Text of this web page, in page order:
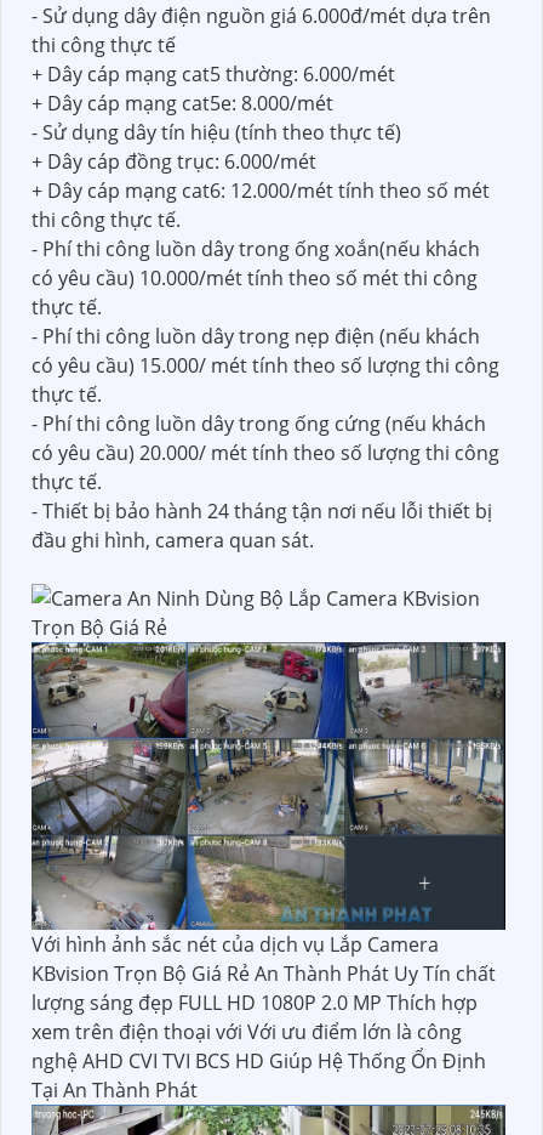
- Sử dụng dây điện nguồn giá 6.000đ/mét dựa trên
thi công thực tế
+ Dây cáp mạng cat5 thường: 6.000/mét
+ Dây cáp mạng cat5e: 8.000/mét
- Sử dụng dây tín hiệu (tính theo thực tế)
+ Dây cáp đồng trục: 6.000/mét
+ Dây cáp mạng cat6: 12.000/mét tính theo số mét
thi công thực tế.
- Phí thi công luồn dây trong ống xoắn(nếu khách
có yêu cầu) 10.000/mét tính theo số mét thi công
thực tế.
- Phí thi công luồn dây trong nẹp điện (nếu khách
có yêu cầu) 15.000/ mét tính theo số lượng thi công
thực tế.
- Phí thi công luồn dây trong ống cứng (nếu khách
có yêu cầu) 20.000/ mét tính theo số lượng thi công
thực tế.
- Thiết bị bảo hành 24 tháng tận nơi nếu lỗi thiết bị
đầu ghi hình, camera quan sát.
Với hình ảnh sắc nét của dịch vụ Lắp Camera
KBvision Trọn Bộ Giá Rẻ An Thành Phát Uy Tín chất
lượng sáng đẹp FULL HD 1080P 2.0 MP Thích hợp
xem trên điện thoại với Với ưu điểm lớn là công
nghệ AHD CVI TVI BCS HD Giúp Hệ Thống Ổn Định
Tại An Thành Phát